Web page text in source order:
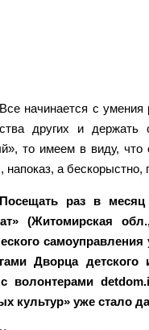
Все начинается с умения
других и
то имеем в виду, что
напоказ, а бескорыстно,
Посещать раз в месяц
(Житомирская
Дворца
волонтерами
культур» уже стало